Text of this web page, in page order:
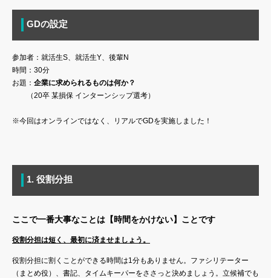
GDの設定
参加者：就活生S、就活生Y、後輩N
時間：30分
お題： 企業に求められるものは何か？
（20卒 某損保 インターンシップ選考）
※今回はオンラインではなく、リアルでGDを実施しました！
1. 役割分担
ここで一番大事なことは【時間をかけない】ことです
役割分担は短く、最初に済ませましょう。
役割分担に割くことができる時間は1分もありません。ファシリテーター
（まとめ役）、書記、タイムキーパーをささっと決めましょう。立候補でも